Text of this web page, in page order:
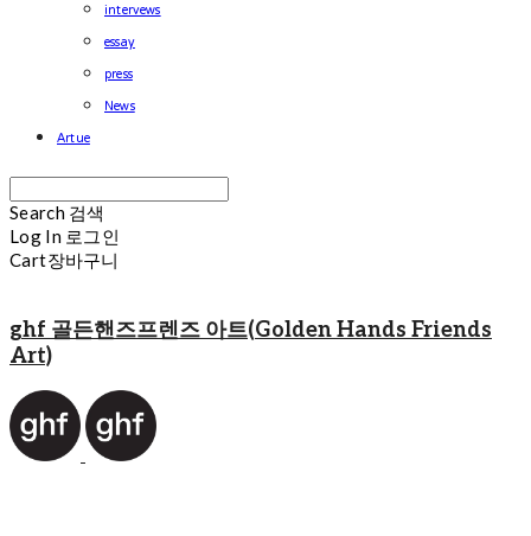
intervews
essay
press
News
Artue
Search 검색
Log In 로그인
Cart장바구니
ghf 골든핸즈프렌즈 아트(Golden Hands Friends
Art)